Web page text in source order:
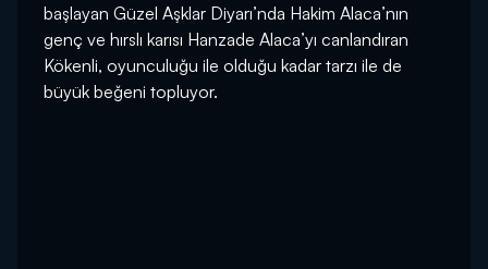
başlayan Güzel Aşklar Diyarı’nda Hakim Alaca’nın
genç ve hırslı karısı Hanzade Alaca’yı canlandıran
Kökenli, oyunculuğu ile olduğu kadar tarzı ile de
büyük beğeni topluyor.